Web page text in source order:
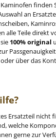
finden
an
alle Teile direkt
100% original
über das
Ersatzteil nicht
welche
gerne zur